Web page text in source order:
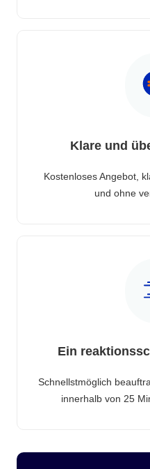
Klare und
Kostenloses Angebot,
und ohne
Ein
Schnellstmöglich
innerhalb von 25